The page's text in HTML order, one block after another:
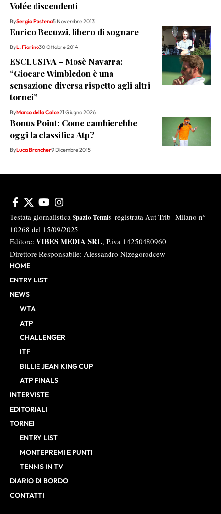
Volée discendenti
BySergio Pastena5 Novembre 2013
Enrico Becuzzi, libero di sognare
ByL. Fiorino30 Ottobre 2014
ESCLUSIVA – Mosè Navarra:
“Giocare Wimbledon è una
sensazione diversa rispetto agli altri
tornei”
ByMarco della Calce21 Giugno 2026
Bonus Point: Come cambierebbe
oggi la classifica Atp?
ByLuca Brancher9 Dicembre 2015
Testata giornalistica Spazio Tennis registrata Aut-Trib Milano n°
10268 del 15/09/2025
Editore: VIBES MEDIA SRL, P.iva 14250480960
Direttore Responsabile: Alessandro Nizegorodcew
HOME
ENTRY LIST
NEWS
WTA
ATP
CHALLENGER
ITF
BILLIE JEAN KING CUP
ATP FINALS
INTERVISTE
EDITORIALI
TORNEI
ENTRY LIST
MONTEPREMI E PUNTI
TENNIS IN TV
DIARIO DI BORDO
CONTATTI